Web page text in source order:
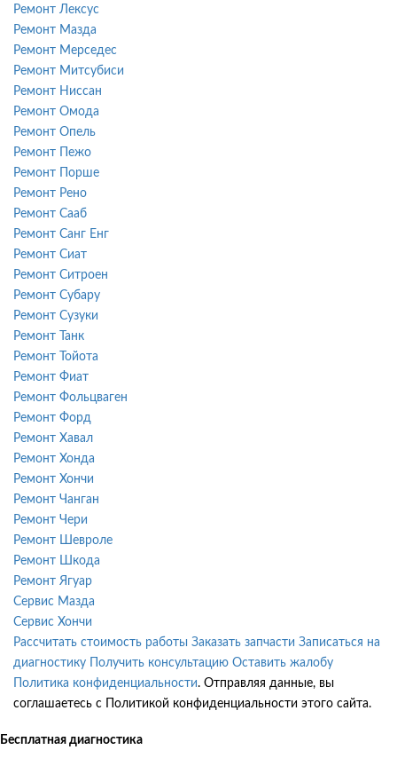
Ремонт Лексус
Ремонт Мазда
Ремонт Мерседес
Ремонт Митсубиси
Ремонт Ниссан
Ремонт Омода
Ремонт Опель
Ремонт Пежо
Ремонт Порше
Ремонт Рено
Ремонт Сааб
Ремонт Санг Енг
Ремонт Сиат
Ремонт Ситроен
Ремонт Субару
Ремонт Сузуки
Ремонт Танк
Ремонт Тойота
Ремонт Фиат
Ремонт Фольцваген
Ремонт Форд
Ремонт Хавал
Ремонт Хонда
Ремонт Хончи
Ремонт Чанган
Ремонт Чери
Ремонт Шевроле
Ремонт Шкода
Ремонт Ягуар
Сервис Мазда
Сервис Хончи
Рассчитать стоимость работы Заказать запчасти Записаться на
диагностику
Получить консультацию Оставить жалобу
Политика конфиденциальности. Отправляя данные, вы
соглашаетесь с Политикой конфиденциальности этого сайта.
Бесплатная диагностика